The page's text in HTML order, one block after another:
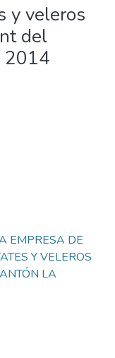
y veleros
del
2014
EMPRESA DE
Y VELEROS
LA